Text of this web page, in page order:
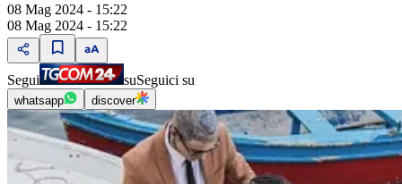
08 Mag 2024 - 15:22
08 Mag 2024 - 15:22
Segui suSeguici su
whatsapp discover